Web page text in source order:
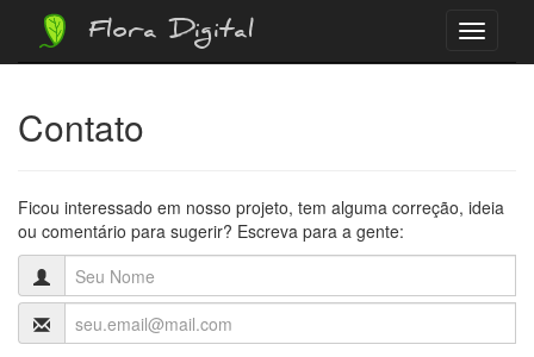
Menu
Flora Digital
Contato
Ficou interessado em nosso projeto, tem alguma correção, ideia
ou comentário para sugerir? Escreva para a gente: